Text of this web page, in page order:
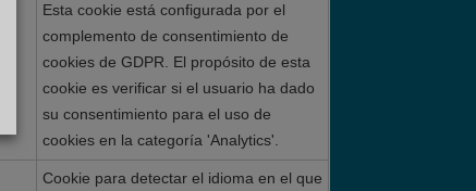
Esta cookie está configurada por el
complemento de consentimiento de
cookies de GDPR. El propósito de esta
cookie es verificar si el usuario ha dado
su consentimiento para el uso de
cookies en la categoría 'Analytics'.
Cookie para detectar el idioma en el que